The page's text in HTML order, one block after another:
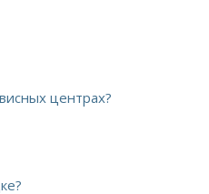
центрах?